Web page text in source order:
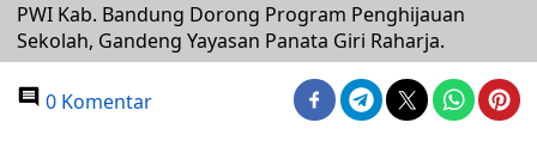
PWI Kab. Bandung Dorong Program Penghijauan
Sekolah, Gandeng Yayasan Panata Giri Raharja.
0 Komentar